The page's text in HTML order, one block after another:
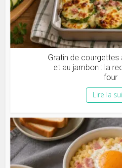
Gratin de courgettes
et au jambon : la
four
Lire la